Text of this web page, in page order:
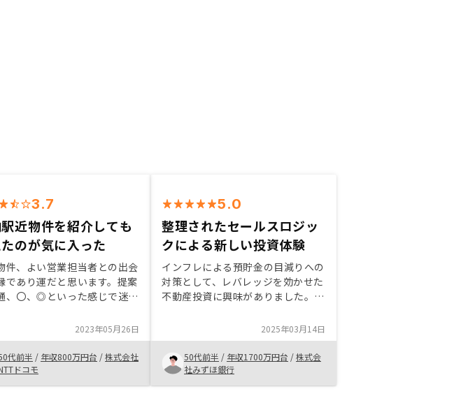
3.7
近物件を紹介しても
のが気に入った
件、よい営業担当者との出会
であり運だと思います。提案
、〇、◎といった感じで迷い
した。よい物件に巡り合えた
諸条件が自分に合い、迷うこ
タイムリーに決めることがで
、その後の流れはとてもスム
したので、おすすめの会社だ
2023年05月26日
代前半 / 年収800万円台 /株式会社
ドコモ
5.0
整理されたセールスロジッ
クによる新しい投資体験
インフレによる預貯金の目減りへの
対策として、レバレッジを効かせた
不動産投資に興味がありました。
がきっかけであることは正直に告白
しますが、その後の投資体験はなか
なか新鮮で、つい引き込まれてしま
いました(笑)。情報に厚みがあるの
にそれを出し惜しみしないところ
2025年03月14日
50代前半 / 年収1700万円台 /株式会
社みずほ銀行